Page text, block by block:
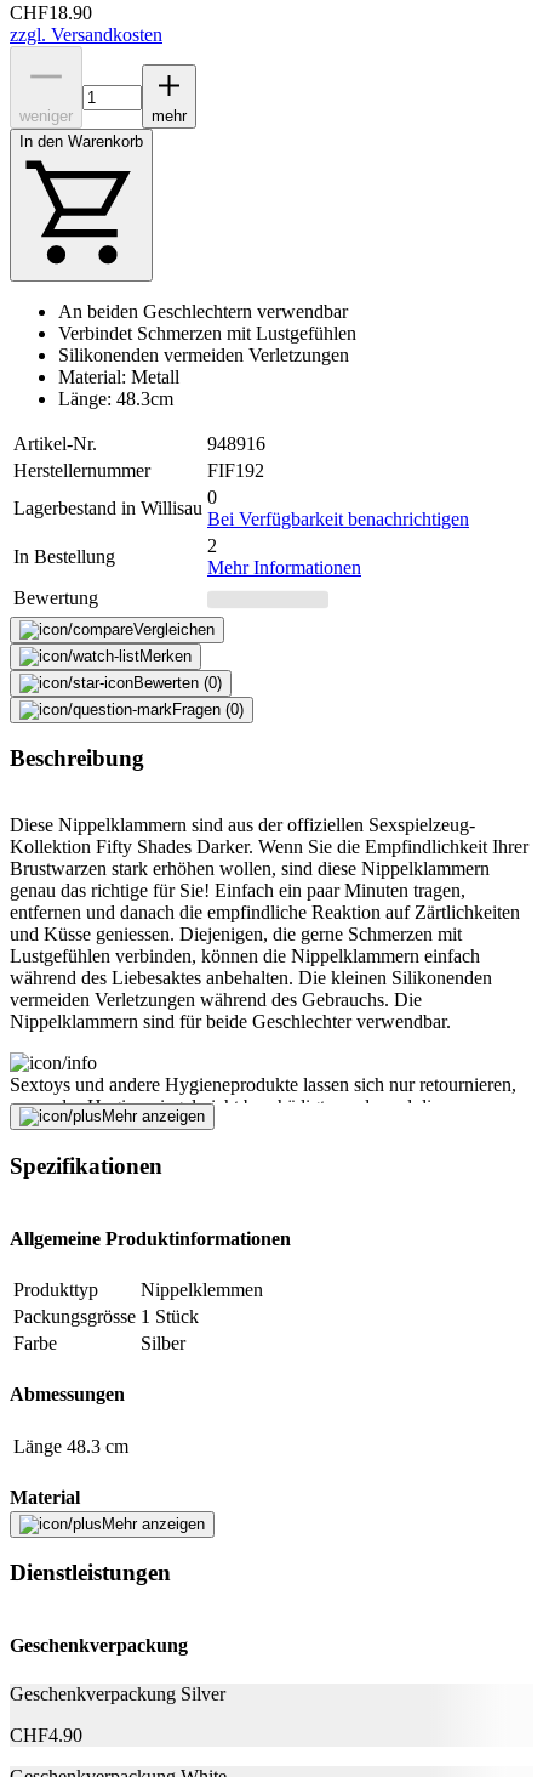
CHF18.90
zzgl. Versandkosten
weniger
mehr
In den Warenkorb
An beiden Geschlechtern verwendbar
Verbindet Schmerzen mit Lustgefühlen
Silikonenden vermeiden Verletzungen
Material: Metall
Länge: 48.3cm
Artikel-Nr.
948916
Herstellernummer
FIF192
Lagerbestand in Willisau
0
Bei Verfügbarkeit benachrichtigen
In Bestellung
2
Mehr Informationen
Bewertung
Vergleichen
Merken
Bewerten (0)
Fragen (0)
Beschreibung
Diese Nippelklammern sind aus der offiziellen Sexspielzeug-
Kollektion Fifty Shades Darker. Wenn Sie die Empfindlichkeit Ihrer
Brustwarzen stark erhöhen wollen, sind diese Nippelklammern
genau das richtige für Sie! Einfach ein paar Minuten tragen,
entfernen und danach die empfindliche Reaktion auf Zärtlichkeiten
und Küsse geniessen. Diejenigen, die gerne Schmerzen mit
Lustgefühlen verbinden, können die Nippelklammern einfach
während des Liebesaktes anbehalten. Die kleinen Silikonenden
vermeiden Verletzungen während des Gebrauchs. Die
Nippelklammern sind für beide Geschlechter verwendbar.
Sextoys und andere Hygieneprodukte lassen sich nur retournieren,
wenn das Hygienesiegel nicht beschädigt wurde und die
Verpackung des Produktes weder geöffnet noch beschädigt wurde.
Fehler melden
Beschreibung
E-Mail-Adresse (optional)
Falsche Daten melden
Mehr anzeigen
Spezifikationen
Allgemeine Produktinformationen
Produkttyp
Nippelklemmen
Packungsgrösse 1 Stück
Farbe
Silber
Abmessungen
Länge 48.3 cm
Material
Herstellername
Herstellergarantie
24 Monate
Garantieinformationen
Mehr anzeigen
Dienstleistungen
Geschenkverpackung
Geschenkverpackung Silver
CHF4.90